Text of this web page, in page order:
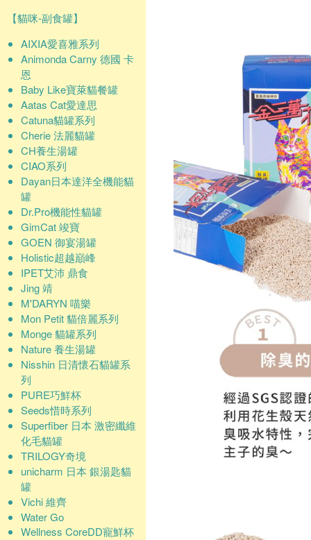
【貓咪-副食罐】
AIXIA愛喜雅系列
Animonda Carny 德國 卡
恩
Baby Like寶萊貓餐罐
Aatas Cat愛達思
Catuna貓罐系列
Cherie 法麗貓罐
CH養生湯罐
CIAO系列
Dayan日本達洋全機能貓
罐
Dr.Pro機能性貓罐
GimCat 竣寶
GOEN 御宴湯罐
Holistic超越巔峰
IPET艾沛 鼎食
Jing 靖
M'DARYN 喵樂
Mon Petit 貓倍麗系列
Monge 貓罐系列
Nature 養生湯罐
Nisshin 日清懷石貓罐系
列
PURE巧鮮杯
Seeds惜時系列
Superfiber 日本 激密纖維
化毛貓罐
TRILOGY奇境
unicharm 日本 銀湯匙貓
罐
Vichi 維齊
Water Go
Wellness CoreDD寵鮮杯